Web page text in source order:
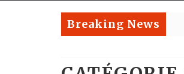
Breaking News